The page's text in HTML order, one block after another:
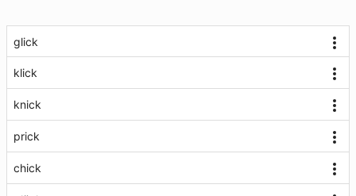
glick
klick
knick
prick
chick